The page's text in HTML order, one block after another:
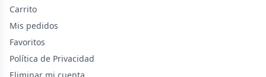
Carrito
Mis pedidos
Favoritos
Política de Privacidad